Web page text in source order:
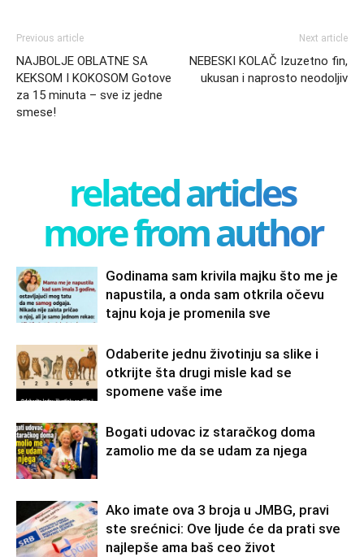
Previous article
NAJBOLJE OBLATNE SA
KEKSOM I KOKOSOM Gotove
za 15 minuta – sve iz jedne
smese!
Next article
NEBESKI KOLAČ Izuzetno fin,
ukusan i naprosto neodoljiv
related articles
more from author
Godinama sam krivila majku što me je
napustila, a onda sam otkrila očevu
tajnu koja je promenila sve
Odaberite jednu životinju sa slike i
otkrijte šta drugi misle kad se
spomene vaše ime
Bogati udovac iz staračkog doma
zamolio me da se udam za njega
Ako imate ova 3 broja u JMBG, pravi
ste srećnici: Ove ljude će da prati sve
najlepše ama baš ceo život